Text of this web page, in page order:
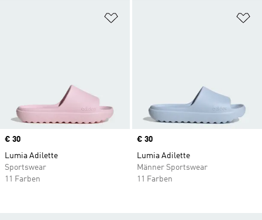
Price
€ 30
Lumia Adilette
Sportswear
11 Farben
Price
€ 30
Lumia Adilette
Männer Sportswear
11 Farben